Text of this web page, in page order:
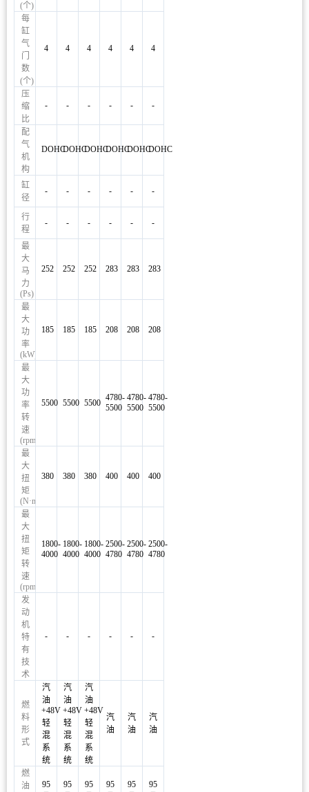
(个)
每
缸
气
门
数
(个)
4 4 4 4 4 4
压
缩
比
- - - - - -
配
气
机
构
DOHCDOHCDOHCDOHCDOHCDOHC
缸
径
- - - - - -
行
程
- - - - - -
最
大
马
力
(Ps)
252 252 252 283 283 283
最
大
功
率
(kW)
185 185 185 208 208 208
最
大
功
率
转
速
(rpm)
5500 5500 5500
4780-
5500
4780-
5500
4780-
5500
最
大
扭
矩
(N·m)
380 380 380 400 400 400
最
大
扭
矩
转
速
(rpm)
1800-
4000
1800-
4000
1800-
4000
2500-
4780
2500-
4780
2500-
4780
发
动
机
特
有
技
术
- - - - - -
燃
料
形
式
汽
油
+48V
轻
混
系
统
汽
油
+48V
轻
混
系
统
汽
油
+48V
轻
混
系
统
汽
油
汽
油
汽
油
燃
油
95
95
95
95
95
95